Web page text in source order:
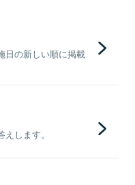
日の新しい順に掲載
します。